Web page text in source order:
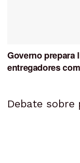
Governo prepara
entregadores
Debate sobre